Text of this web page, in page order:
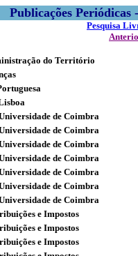
Publicações
Pesquisa
do Território
de Coimbra
de Coimbra
de Coimbra
de Coimbra
de Coimbra
de Coimbra
de Coimbra
e Impostos
e Impostos
e Impostos